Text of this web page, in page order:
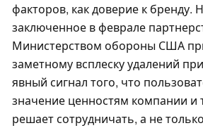
факторов, как доверие к бренду.
заключенное в феврале
Министерством обороны США
заметному всплеску удалений
явный сигнал того, что
значение ценностям компании и
решает сотрудничать, а не